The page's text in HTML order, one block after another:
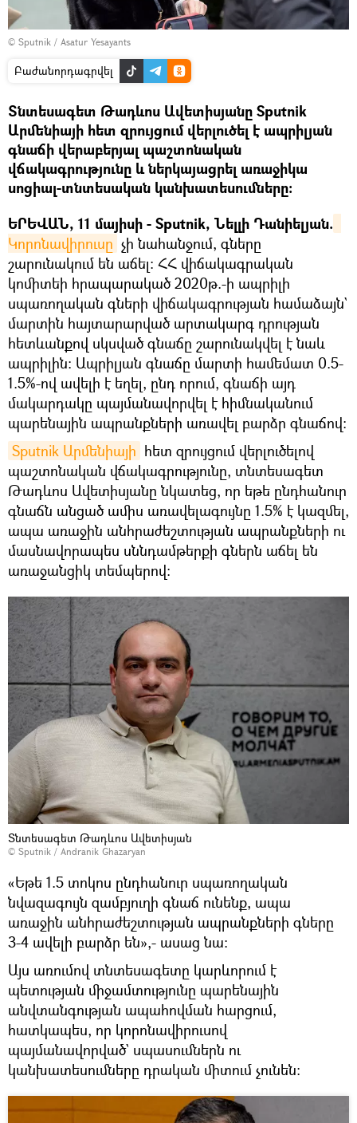
© Sputnik / Asatur Yesayants
Բաժանորդագրվել
Տնտեսագետ Թադևոս Ավետիսյանը Sputnik
Արմենիայի հետ զրույցում վերլուծել է ապրիլյան
գնաճի վերաբերյալ պաշտոնական
վճակագրությունը և ներկայացրել առաջիկա
սոցիալ-տնտեսական կանխատեսումները:
ԵՐԵՎԱՆ, 11 մայիսի - Sputnik, Նելլի Դանիելյան.
Կորոնավիրուսը չի նահանջում, գները
շարունակում են աճել: ՀՀ վիճակագրական
կոմիտեի հրապարակած 2020թ.-ի ապրիլի
սպառողական գների վիճակագրության համաձայն`
մարտին հայտարարված արտակարգ դրության
հետևանքով սկսված գնաճը շարունակվել է նաև
ապրիլին: Ապրիլյան գնաճը մարտի համեմատ 0.5-
1.5%-ով ավելի է եղել, ընդ որում, գնաճի այդ
մակարդակը պայմանավորվել է հիմնականում
պարենային ապրանքների առավել բարձր գնաճով:
Sputnik Արմենիայի հետ զրույցում վերլուծելով
պաշտոնական վճակագրությունը, տնտեսագետ
Թադևոս Ավետիսյանը նկատեց, որ եթե ընդհանուր
գնաճն անցած ամիս առավելագույնը 1.5% է կազմել,
ապա առաջին անհրաժեշտության ապրանքների ու
մասնավորապես սննդամթերքի գներն աճել են
առաջանցիկ տեմպերով:
Տնտեսագետ Թադևոս Ավետիսյան
© Sputnik / Andranik Ghazaryan
«Եթե 1.5 տոկոս ընդհանուր սպառողական
նվազագույն զամբյուղի գնաճ ունենք, ապա
առաջին անհրաժեշտության ապրանքների գները
3-4 ավելի բարձր են»,- ասաց նա:
Այս առումով տնտեսագետը կարևորում է
պետության միջամտությունը պարենային
անվտանգության ապահովման հարցում,
հատկապես, որ կորոնավիրուսով
պայմանավորված` սպասումներն ու
կանխատեսումները դրական միտում չունեն: